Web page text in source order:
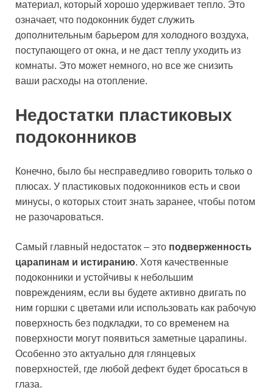
материал, который хорошо удерживает тепло. Это
означает, что подоконник будет служить
дополнительным барьером для холодного воздуха,
поступающего от окна, и не даст теплу уходить из
комнаты. Это может немного, но все же снизить
ваши расходы на отопление.
Недостатки пластиковых
подоконников
Конечно, было бы несправедливо говорить только о
плюсах. У пластиковых подоконников есть и свои
минусы, о которых стоит знать заранее, чтобы потом
не разочароваться.
Самый главный недостаток – это подверженность
царапинам и истиранию. Хотя качественные
подоконники и устойчивы к небольшим
повреждениям, если вы будете активно двигать по
ним горшки с цветами или использовать как рабочую
поверхность без подкладки, то со временем на
поверхности могут появиться заметные царапины.
Особенно это актуально для глянцевых
поверхностей, где любой дефект будет бросаться в
глаза.